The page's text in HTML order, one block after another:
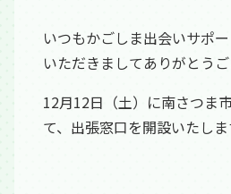
いつもかごしま出会いサポ
いただきましてありがとうご
12月12日（土）に南さつま
て、出張窓口を開設いたしま